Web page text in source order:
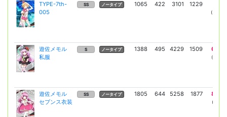
TYPE-7th-
005
SS ノータイプ 1065 422 3101 1229
(3876)
遊佐メモル
私服
S ノータイプ 1388 495 4229 1509 6977
(5286)
遊佐メモル
セブンス衣装
SS ノータイプ 1805 644 5258 1877 8675
(6572)